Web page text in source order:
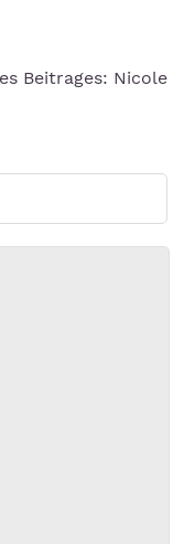
Beitrages: Nicole